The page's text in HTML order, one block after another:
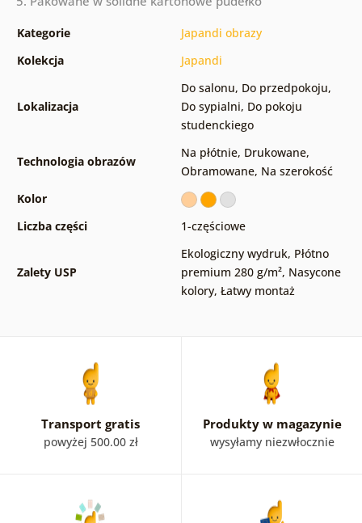
Kategorie
Japandi obrazy
Kolekcja
Japandi
Lokalizacja
Do salonu, Do przedpokoju,
Do sypialni, Do pokoju
studenckiego
Technologia obrazów
Na płótnie, Drukowane,
Obramowane, Na szerokość
Kolor
Liczba części
1-częściowe
Zalety USP
Ekologiczny wydruk, Płótno
premium 280 g/m², Nasycone
kolory, Łatwy montaż
Transport gratis
powyżej 500.00 zł
Produkty w magazynie
wysyłamy niezwłocznie